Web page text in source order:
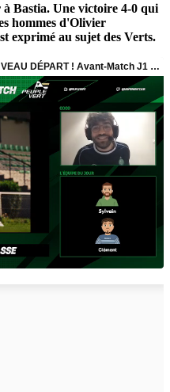
à Bastia. Une victoire 4-0 qui
hommes d'Olivier
exprimé au sujet des Verts.